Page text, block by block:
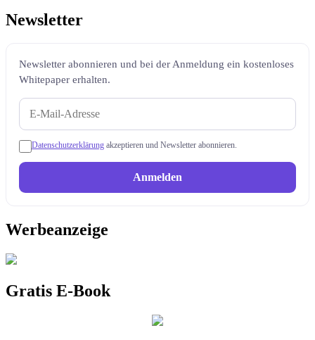
Newsletter
Newsletter abonnieren und bei der Anmeldung ein kostenloses
Whitepaper erhalten.
Datenschutzerklärung akzeptieren und Newsletter abonnieren.
Anmelden
Werbeanzeige
Gratis E-Book